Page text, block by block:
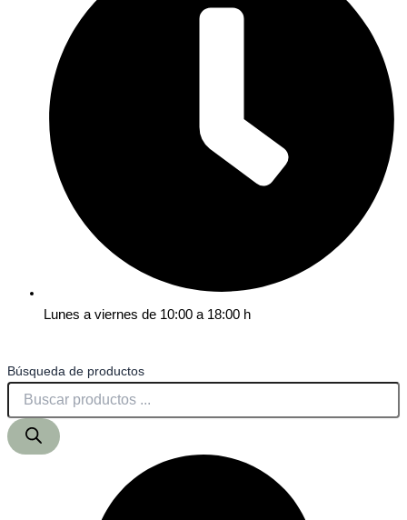
Lunes a viernes de 10:00 a 18:00 h
Búsqueda de productos